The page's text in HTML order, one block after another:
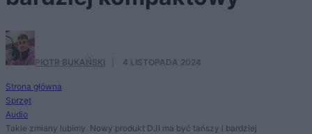
PIOTR BUKAŃSKI 4 LISTOPADA 2024
Strona główna
Sprzęt
Audio
Takie zmiany lubimy. Nowy produkt DJI ma być tańszy i bardziej